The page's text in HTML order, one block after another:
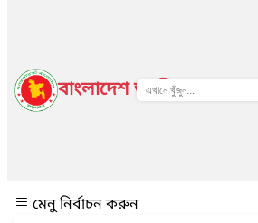
বাংলাদেশ জাতীয় তথ্য
মেনু নির্বাচন করুন